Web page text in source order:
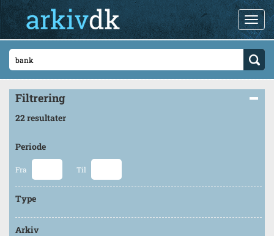
Filtrering
22 resultater
Periode
Fra Til
Type
Arkiv